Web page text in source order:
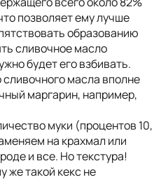
позволяет ему лучше
образованию
сливочное масло
будет его взбивать.
масла вполне
маргарин, например,
муки (процентов 10,
на крахмал или
и все. Но текстура!
же такой кекс не